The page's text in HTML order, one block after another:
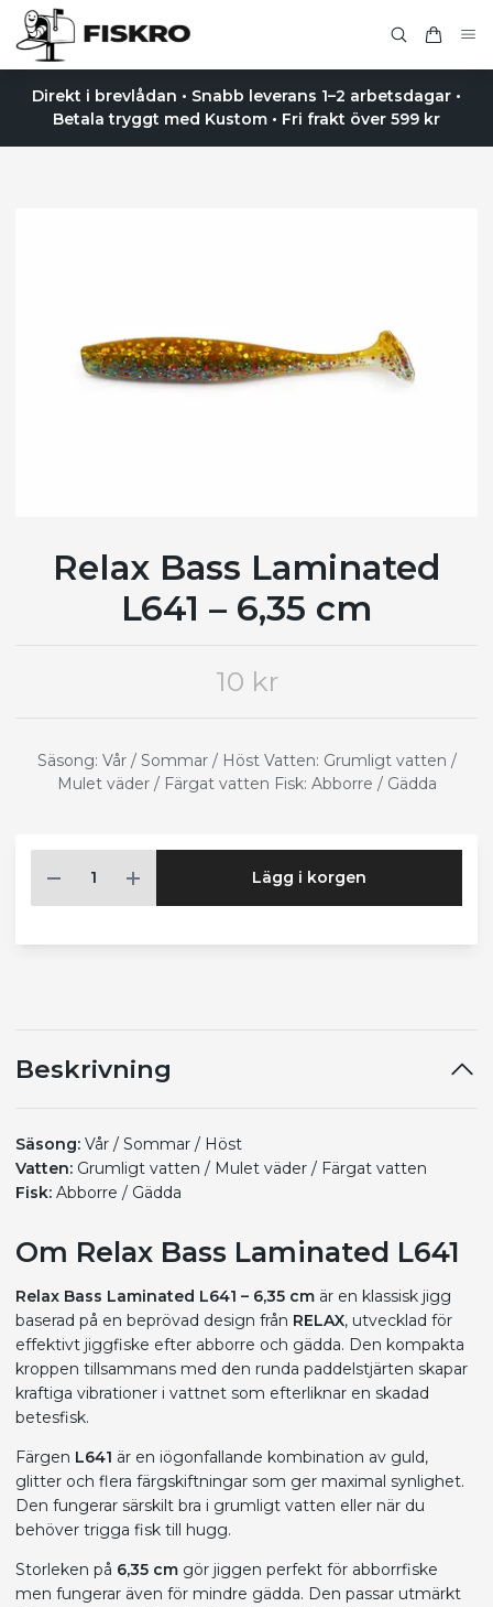
Direkt i brevlådan • Snabb leverans 1–2 arbetsdagar •
Betala tryggt med Kustom • Fri frakt över 599 kr
Relax Bass Laminated
L641 – 6,35 cm
10 kr
Säsong: Vår / Sommar / Höst Vatten: Grumligt vatten /
Mulet väder / Färgat vatten Fisk: Abborre / Gädda
Lägg i korgen
Beskrivning
Säsong: Vår / Sommar / Höst
Vatten: Grumligt vatten / Mulet väder / Färgat vatten
Fisk: Abborre / Gädda
Om Relax Bass Laminated L641
Relax Bass Laminated L641 – 6,35 cm är en klassisk jigg
baserad på en beprövad design från RELAX, utvecklad för
effektivt jiggfiske efter abborre och gädda. Den kompakta
kroppen tillsammans med den runda paddelstjärten skapar
kraftiga vibrationer i vattnet som efterliknar en skadad
betesfisk.
Färgen L641 är en iögonfallande kombination av guld,
glitter och flera färgskiftningar som ger maximal synlighet.
Den fungerar särskilt bra i grumligt vatten eller när du
behöver trigga fisk till hugg.
Storleken på 6,35 cm gör jiggen perfekt för abborrfiske
men fungerar även för mindre gädda. Den passar utmärkt